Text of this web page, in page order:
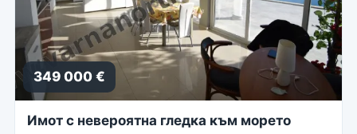
349 000 €
Имот с невероятна гледка към морето